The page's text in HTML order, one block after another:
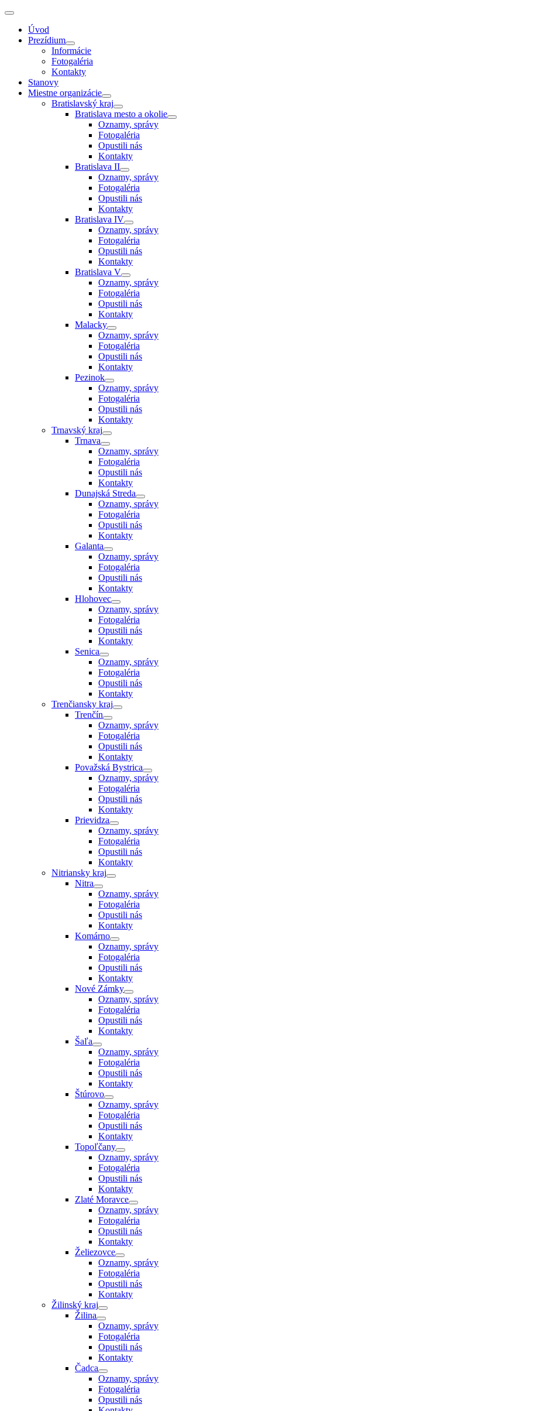
Úvod
Prezídium
Informácie
Fotogaléria
Kontakty
Stanovy
Miestne organizácie
Bratislavský kraj
Bratislava mesto a okolie
Oznamy, správy
Fotogaléria
Opustili nás
Kontakty
Bratislava II
Oznamy, správy
Fotogaléria
Opustili nás
Kontakty
Bratislava IV
Oznamy, správy
Fotogaléria
Opustili nás
Kontakty
Bratislava V
Oznamy, správy
Fotogaléria
Opustili nás
Kontakty
Malacky
Oznamy, správy
Fotogaléria
Opustili nás
Kontakty
Pezinok
Oznamy, správy
Fotogaléria
Opustili nás
Kontakty
Trnavský kraj
Trnava
Oznamy, správy
Fotogaléria
Opustili nás
Kontakty
Dunajská Streda
Oznamy, správy
Fotogaléria
Opustili nás
Kontakty
Galanta
Oznamy, správy
Fotogaléria
Opustili nás
Kontakty
Hlohovec
Oznamy, správy
Fotogaléria
Opustili nás
Kontakty
Senica
Oznamy, správy
Fotogaléria
Opustili nás
Kontakty
Trenčiansky kraj
Trenčín
Oznamy, správy
Fotogaléria
Opustili nás
Kontakty
Považská Bystrica
Oznamy, správy
Fotogaléria
Opustili nás
Kontakty
Prievidza
Oznamy, správy
Fotogaléria
Opustili nás
Kontakty
Nitriansky kraj
Nitra
Oznamy, správy
Fotogaléria
Opustili nás
Kontakty
Komárno
Oznamy, správy
Fotogaléria
Opustili nás
Kontakty
Nové Zámky
Oznamy, správy
Fotogaléria
Opustili nás
Kontakty
Šaľa
Oznamy, správy
Fotogaléria
Opustili nás
Kontakty
Štúrovo
Oznamy, správy
Fotogaléria
Opustili nás
Kontakty
Topoľčany
Oznamy, správy
Fotogaléria
Opustili nás
Kontakty
Zlaté Moravce
Oznamy, správy
Fotogaléria
Opustili nás
Kontakty
Želiezovce
Oznamy, správy
Fotogaléria
Opustili nás
Kontakty
Žilinský kraj
Žilina
Oznamy, správy
Fotogaléria
Opustili nás
Kontakty
Čadca
Oznamy, správy
Fotogaléria
Opustili nás